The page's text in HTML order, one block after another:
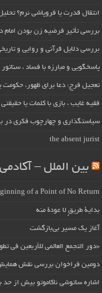
انتقال قدرت یا فروپاشی نرم؟
بررسی تأثیر فرضیه زن بودن امام
بررسی دلایل قرآنی و روایی و
پاسخگویی و مبارزه با فساد ،
تعجیل فرج: دعا برای ظهور، حکومت
فقیه غایب ، بازی با کلمات یا
سیاستگذاری و چهارچوب فکری در
the absent jurist
بین الملل –
of a Point of No Return
بداية طريقٍ لا عودة منه
آغاز یک مسیر بی‌بازگشت
«دور التجمع العالمي للأربعين في
دومین فراخوان بررسی نقش همایش
اشاره ساتوشی ناکاموتو بیش از